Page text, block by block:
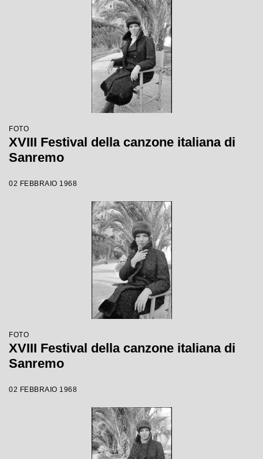
FOTO
XVIII Festival della canzone italiana di
Sanremo
02 FEBBRAIO 1968
FOTO
XVIII Festival della canzone italiana di
Sanremo
02 FEBBRAIO 1968